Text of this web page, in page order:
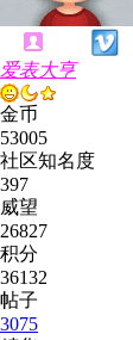
爱表大亨
金币
53005
社区知名度
397
威望
26827
积分
36132
帖子
3075